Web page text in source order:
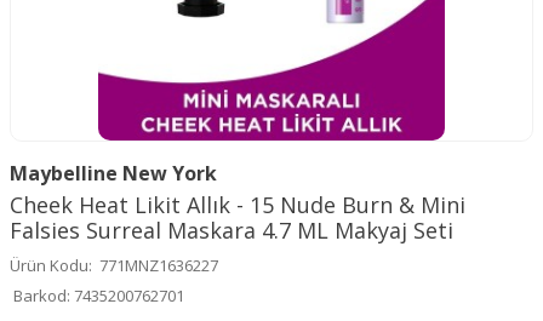
Maybelline New York
Cheek Heat Likit Allık - 15 Nude Burn & Mini
Falsies Surreal Maskara 4.7 ML Makyaj Seti
Ürün Kodu: 771MNZ1636227
Barkod: 7435200762701